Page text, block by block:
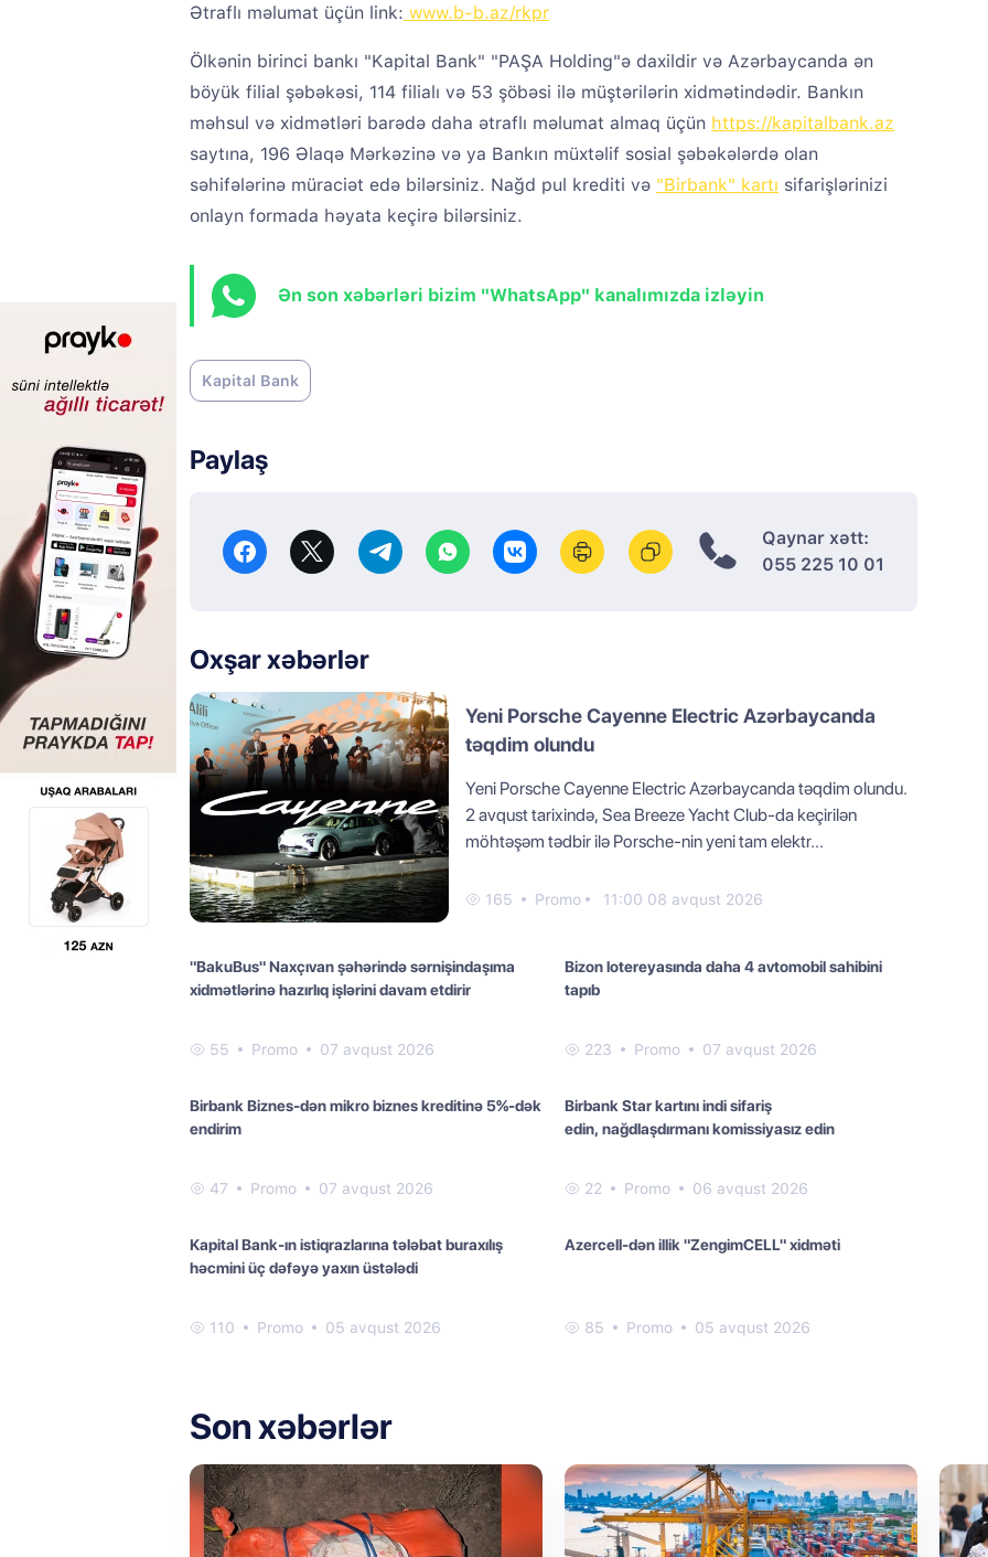
Ətraflı məlumat üçün link: www.b-b.az/rkpr
Ölkənin birinci bankı "Kapital Bank" "PAŞA Holding"ə daxildir və Azərbaycanda ən
böyük filial şəbəkəsi, 114 filialı və 53 şöbəsi ilə müştərilərin xidmətindədir. Bankın
məhsul və xidmətləri barədə daha ətraflı məlumat almaq üçün https://kapitalbank.az
saytına, 196 Əlaqə Mərkəzinə və ya Bankın müxtəlif sosial şəbəkələrdə olan
səhifələrinə müraciət edə bilərsiniz. Nağd pul krediti və "Birbank" kartı sifarişlərinizi
onlayn formada həyata keçirə bilərsiniz.
Ən son xəbərləri bizim "WhatsApp" kanalımızda izləyin
Kapital Bank
Paylaş
Qaynar xətt:
055 225 10 01
Oxşar xəbərlər
Yeni Porsche Cayenne Electric Azərbaycanda
təqdim olundu
Yeni Porsche Cayenne Electric Azərbaycanda təqdim olundu.
2 avqust tarixində, Sea Breeze Yacht Club-da keçirilən
möhtəşəm tədbir ilə Porsche-nin yeni tam elektr...
165 Promo 11:00 08 avqust 2026
"BakuBus" Naxçıvan şəhərində sərnişindaşıma
xidmətlərinə hazırlıq işlərini davam etdirir
55 Promo 07 avqust 2026
Bizon lotereyasında daha 4 avtomobil sahibini
tapıb
223 Promo 07 avqust 2026
Birbank Biznes-dən mikro biznes kreditinə 5%-dək
endirim
47 Promo 07 avqust 2026
Birbank Star kartını indi sifariş
edin, nağdlaşdırmanı komissiyasız edin
22 Promo 06 avqust 2026
Kapital Bank-ın istiqrazlarına tələbat buraxılış
həcmini üç dəfəyə yaxın üstələdi
110 Promo 05 avqust 2026
Azercell-dən illik "ZengimCELL" xidməti
85 Promo 05 avqust 2026
Son xəbərlər